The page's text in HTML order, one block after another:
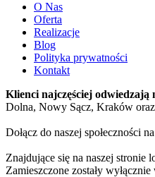
O Nas
Oferta
Realizacje
Blog
Polityka prywatności
Kontakt
Klienci najczęściej odwiedzają
Dolna, Nowy Sącz, Kraków
Dołącz do naszej społeczności
Znajdujące się na naszej stronie
Zamieszczone zostały